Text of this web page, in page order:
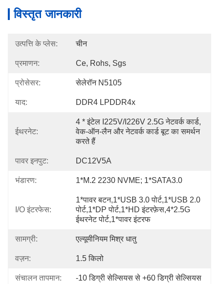
विस्तृत जानकारी
उत्पत्ति के प्लेस: चीन
प्रमाणन: Ce, Rohs, Sgs
प्रोसेसर: सेलेरॉन N5105
याद: DDR4 LPDDR4x
ईथरनेट:
4 * इंटेल I225V/I226V 2.5G नेटवर्क कार्ड,
वेक-ऑन-लैन और नेटवर्क कार्ड बूट का समर्थन
करते हैं
पावर इनपुट: DC12V5A
भंडारण: 1*M.2 2230 NVME; 1*SATA3.0
I/O इंटरफेस:
1*पावर बटन,1*USB 3.0 पोर्ट,1*USB 2.0
पोर्ट,1*DP पोर्ट,1*HD इंटरफ़ेस,4*2.5G
ईथरनेट पोर्ट,1*पावर इंटरफ
सामग्री: एल्यूमीनियम मिश्र धातु
वज़न: 1.5 किलो
संचालन तापमान: -10 डिग्री सेल्सियस से +60 डिग्री सेल्सियस